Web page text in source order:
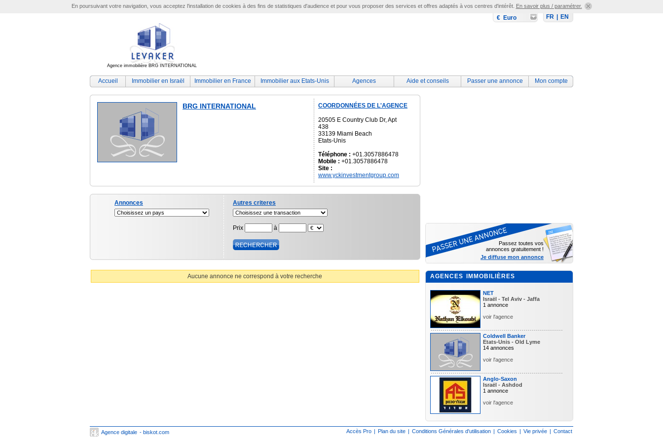
En poursuivant votre navigation, vous acceptez l'installation de cookies à des fins de statistiques d'audience et pour vous proposer des services et offres adaptés à vos centres d'intérêt. En savoir plus / paramétrer.
Agence immobilière BRG INTERNATIONAL
FR EN
€ Euro
Accueil Immobilier en Israël Immobilier en France Immobilier aux Etats-Unis Agences Aide et conseils Passer une annonce Mon compte
BRG INTERNATIONAL COORDONNÉES DE L'AGENCE
20505 E Country Club Dr, Apt
438
33139 Miami Beach
Etats-Unis
Téléphone : +01.3057886478
Mobile : +01.3057886478
Site :
www.yckinvestmentgroup.com
Annonces Autres criteres
Prix à
Aucune annonce ne correspond à votre recherche
Je diffuse mon annonce
Passez toutes vos
annonces gratuitement !
AGENCES IMMOBILIÈRES
NET
Israël - Tel Aviv - Jaffa
1 annonce
voir l'agence
Coldwell Banker
Etats-Unis - Old Lyme
14 annonces
voir l'agence
Anglo-Saxon
Israël - Ashdod
1 annonce
voir l'agence
Agence digitale - biskot.com Accès Pro | Plan du site | Conditions Générales d'utilisation | Cookies | Vie privée | Contact